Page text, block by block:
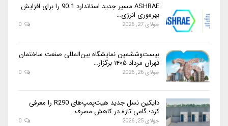
ASHRAE مسیر جدید استاندارد 90.1 را برای افزایش
بهره‌وری انرژی…
جولای 27, 2026
بیست‌وششمین نمایشگاه بین‌المللی صنعت ساختمان
تهران مرداد ۱۴۰۵ برگزار…
جولای 26, 2026
دایکین نسل جدید هیت‌پمپ‌های R290 را معرفی
کرد؛ گامی تازه در کاهش مصرف…
جولای 25, 2026